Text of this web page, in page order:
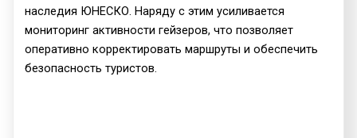
наследия ЮНЕСКО. Наряду с этим усиливается
мониторинг активности гейзеров, что позволяет
оперативно корректировать маршруты и обеспечить
безопасность туристов.